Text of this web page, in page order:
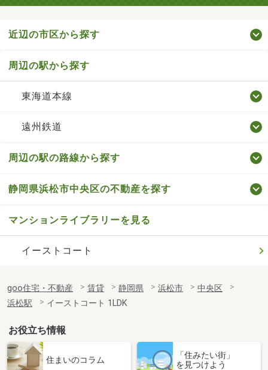
近辺の市区から探す
周辺の駅から探す
東海道本線
遠州鉄道
周辺の駅の路線から探す
静岡県浜松市中央区の不動産を探す
マンションライブラリーを見る
イーストコート
goo住宅・不動産 賃貸 静岡県 浜松市
中央区
浜松駅
イーストコート 1LDK
お役立ち情報
住まいのコラム
「住みたい街」
を見つけよう